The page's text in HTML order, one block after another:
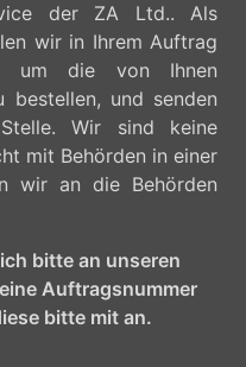
der ZA Ltd.. Als
wir in Ihrem Auftrag
um die von Ihnen
bestellen, und senden
Wir sind keine
mit Behörden in einer
wir an die Behörden
bitte an unseren
Auftragsnummer
bitte mit an.